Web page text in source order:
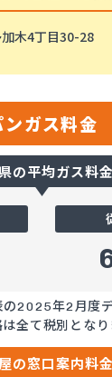
加木4丁目30-28
ガス料金
の平均ガス料金
2025年2月度
全て税別となり
の窓口案内料金